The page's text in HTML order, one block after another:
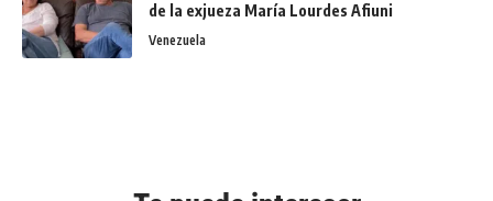
de la exjueza María Lourdes Afiuni
Venezuela